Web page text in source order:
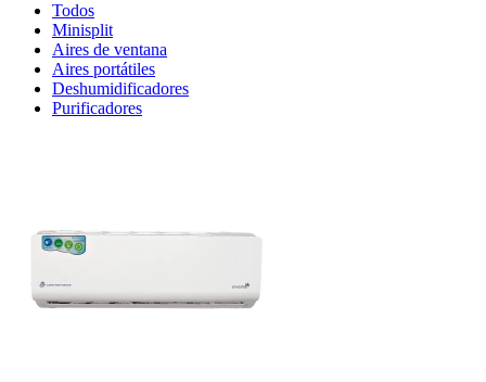
Todos
Minisplit
Aires de ventana
Aires portátiles
Deshumidificadores
Purificadores